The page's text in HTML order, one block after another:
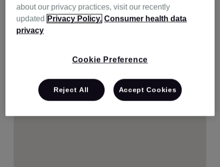
about our privacy practices, visit our recently
updated Privacy Policy. Consumer health data
privacy
Cookie Preference
Reject All Accept Cookies